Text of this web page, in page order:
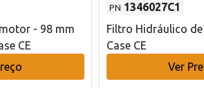
- 98 mm
CE
PN 1346027C1
Filtro Hidráulico
Case CE
Ver